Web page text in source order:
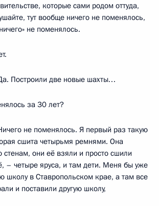
которые сами родом оттуда,
тут вообще ничего не поменялось,
не поменялось.
Построили две новые шахты…
за 30 лет?
не поменялось. Я первый раз такую
сшита четырьмя ремнями. Она
стенам, они её взяли и просто сшили
– четыре яруса, и там дети. Меня бы уже
школу в Ставропольском крае, а там все
и поставили другую школу,